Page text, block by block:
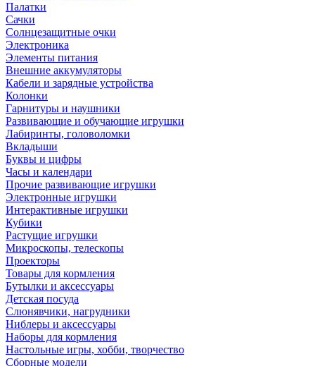
Палатки
Сачки
Солнцезащитные очки
Электроника
Элементы питания
Внешние аккумуляторы
Кабели и зарядные устройства
Колонки
Гарнитуры и наушники
Развивающие и обучающие игрушки
Лабиринты, головоломки
Вкладыши
Буквы и цифры
Часы и календари
Прочие развивающие игрушки
Электронные игрушки
Интерактивные игрушки
Кубики
Растущие игрушки
Микроскопы, телескопы
Проекторы
Товары для кормления
Бутылки и аксессуары
Детская посуда
Слюнявчики, нагрудники
Ниблеры и аксессуары
Наборы для кормления
Настольные игры, хобби, творчество
Сборные модели